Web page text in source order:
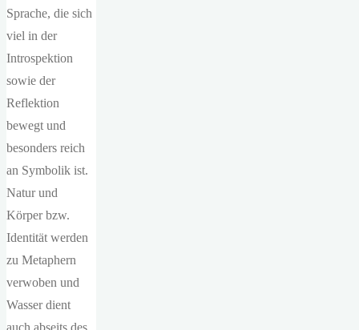
Sprache, die sich
viel in der
Introspektion
sowie der
Reflektion
bewegt und
besonders reich
an Symbolik ist.
Natur und
Körper bzw.
Identität werden
zu Metaphern
verwoben und
Wasser dient
auch abseits des